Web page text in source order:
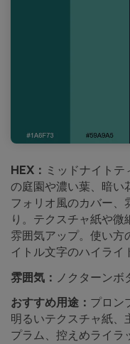
HEX： ミッドナイト
の庭園や濃い葉、暗い
フォリオ風のカバー、
り。テクスチャ紙や
雰囲気アップ。使い方
イトル文字のハイライ
雰囲気： ノクターンボ
おすすめ用途： プロン
明るいテクスチャ紙、
プラム、控えめライラ